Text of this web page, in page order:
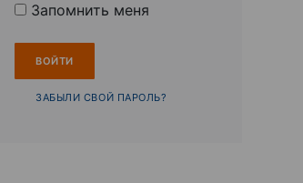
Запомнить меня
ЗАБЫЛИ СВОЙ ПАРОЛЬ?